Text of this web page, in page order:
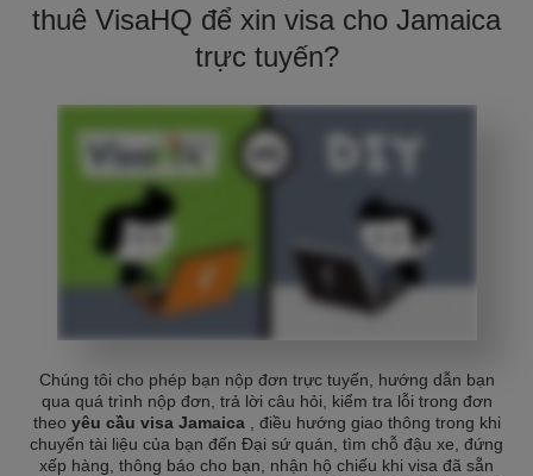
thuê VisaHQ để xin visa cho Jamaica
trực tuyến?
Chúng tôi cho phép bạn nộp đơn trực tuyến, hướng dẫn bạn
qua quá trình nộp đơn, trả lời câu hỏi, kiểm tra lỗi trong đơn
theo yêu cầu visa Jamaica
, điều hướng giao thông trong khi
chuyển tài liệu của bạn đến Đại sứ quán, tìm chỗ đậu xe, đứng
xếp hàng, thông báo cho bạn, nhận hộ chiếu khi visa đã sẵn